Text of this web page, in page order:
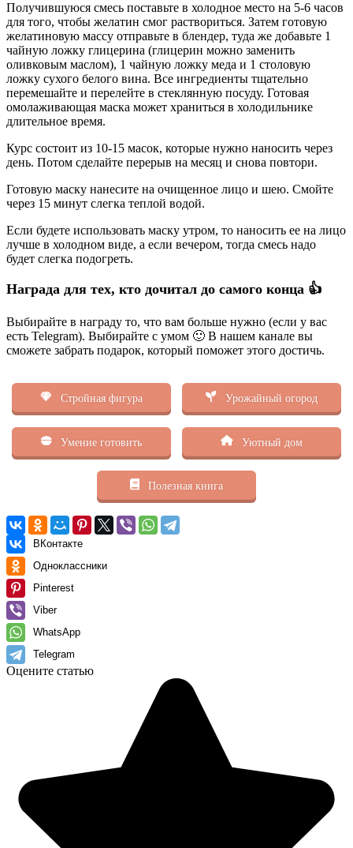
Получившуюся смесь поставьте в холодное место на 5-6 часов
для того, чтобы желатин смог раствориться. Затем готовую
желатиновую массу отправьте в блендер, туда же добавьте 1
чайную ложку глицерина (глицерин можно заменить
оливковым маслом), 1 чайную ложку меда и 1 столовую
ложку сухого белого вина. Все ингредиенты тщательно
перемешайте и перелейте в стеклянную посуду. Готовая
омолаживающая маска может храниться в холодильнике
длительное время.
Курс состоит из 10-15 масок, которые нужно наносить через
день. Потом сделайте перерыв на месяц и снова повтори.
Готовую маску нанесите на очищенное лицо и шею. Смойте
через 15 минут слегка теплой водой.
Если будете использовать маску утром, то наносить ее на лицо
лучше в холодном виде, а если вечером, тогда смесь надо
будет слегка подогреть.
Награда для тех, кто дочитал до самого конца 👍
Выбирайте в награду то, что вам больше нужно (если у вас
есть Telegram). Выбирайте с умом 🙂 В нашем канале вы
сможете забрать подарок, который поможет этого достичь.
Стройная фигура Урожайный огород
Умение готовить Уютный дом
Полезная книга
ВКонтакте
Одноклассники
Pinterest
Viber
WhatsApp
Telegram
Оцените статью